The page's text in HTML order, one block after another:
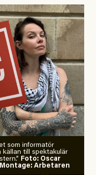
som informatör
till spektakulär
Foto: Oscar
Arbetaren